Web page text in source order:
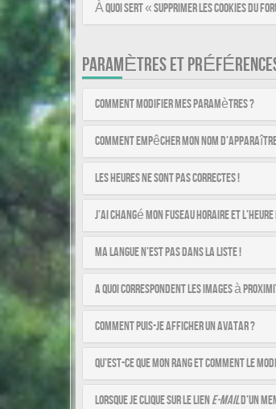
À quoi sert « Supprimer les cookies du
PARAMÈTRES ET
Comment modifier mes paramètres ?
Comment empêcher mon nom
Les heures ne sont pas correctes !
J’ai changé mon fuseau horaire et
Ma langue n’est pas dans la liste !
A quoi correspondent les images à
Comment puis-je afficher un avatar ?
Qu’est-ce que mon rang et comment le
Lorsque je clique sur le liene-maild’un